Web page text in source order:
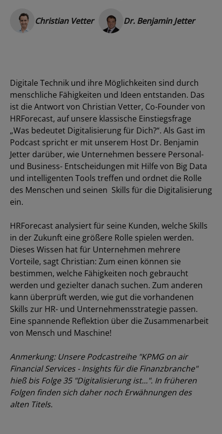
Christian Vetter Dr. Benjamin Jetter
Digitale Technik und ihre Möglichkeiten sind durch
menschliche Fähigkeiten und Ideen entstanden. Das
ist die Antwort von Christian Vetter, Co-Founder von
HRForecast, auf unsere klassische Einstiegsfrage
„Was bedeutet Digitalisierung für Dich?“. Als Gast im
Podcast spricht er mit unserem Host Dr. Benjamin
Jetter darüber, wie Unternehmen bessere Personal-
und Business- Entscheidungen mit Hilfe von Big Data
und intelligenten Tools treffen und ordnet die Rolle
des Menschen und seinen Skills für die Digitalisierung
ein.
HRForecast analysiert für seine Kunden, welche Skills
in der Zukunft eine größere Rolle spielen werden.
Dieses Wissen hat für Unternehmen mehrere
Vorteile, sagt Christian: Zum einen können sie
bestimmen, welche Fähigkeiten noch gebraucht
werden und gezielter danach suchen. Zum anderen
kann überprüft werden, wie gut die vorhandenen
Skills zur HR- und Unternehmensstrategie passen.
Eine spannende Reflektion über die Zusammenarbeit
von Mensch und Maschine!
Anmerkung: Unsere Podcastreihe "KPMG on air
Financial Services - Insights für die Finanzbranche"
hieß bis Folge 35 "Digitalisierung ist...". In früheren
Folgen finden sich daher noch Erwähnungen des
alten Titels.